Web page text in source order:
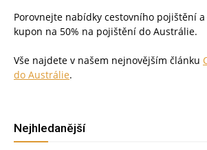
Porovnejte nabídky cestovního pojištění
kupon na 50% na pojištění do Austrálie.
Vše najdete v našem nejnovějším článku
do Austrálie.
Nejhledanější